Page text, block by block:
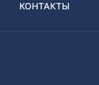
КОНТАКТЫ